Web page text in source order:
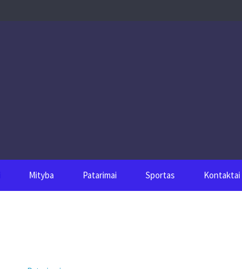
Mityba Patarimai Sportas Kontaktai